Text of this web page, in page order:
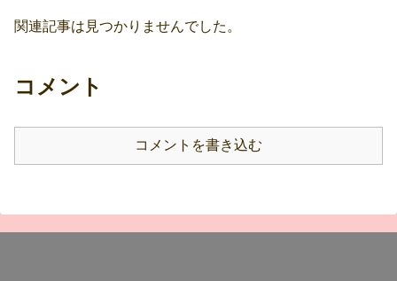
関連記事は見つかりませんでした。
コメント
コメントを書き込む